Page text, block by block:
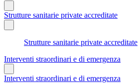
Strutture sanitarie private accreditate
Strutture sanitarie private accreditate
Interventi straordinari e di emergenza
Interventi straordinari e di emergenza